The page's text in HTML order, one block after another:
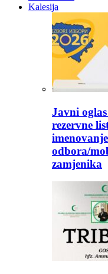
Kalesija
Javni
rezervne
odbora/
zamjenika